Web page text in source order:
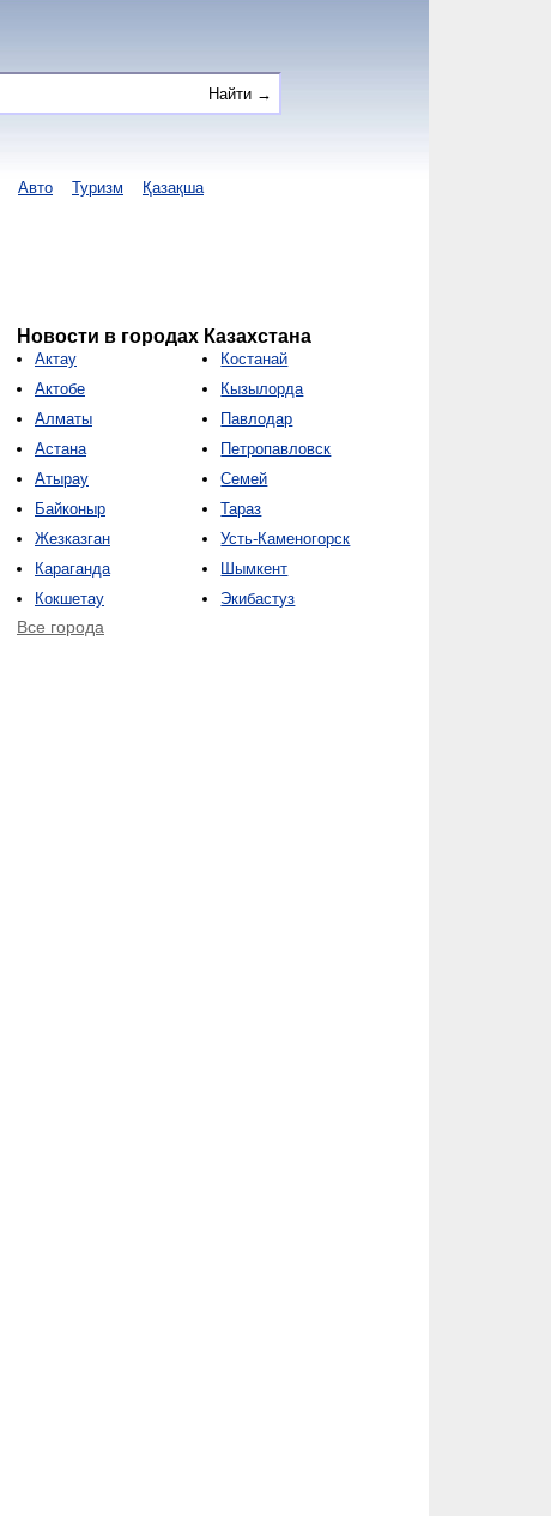
Авто Туризм Қазақша
Новости в городах Казахстана
Актау
Актобе
Алматы
Астана
Атырау
Байконыр
Жезказган
Караганда
Кокшетау
Костанай
Кызылорда
Павлодар
Петропавловск
Семей
Тараз
Усть-Каменогорск
Шымкент
Экибастуз
Все города